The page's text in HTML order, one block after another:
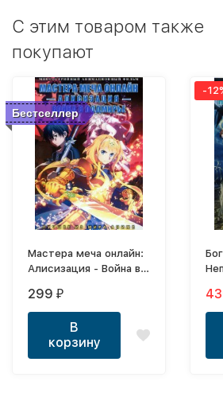
C этим товаром также
покупают
Бестселлер
Мастера меча онлайн:
Алисизация - Война в
DVD
299 ₽
В
корзину
-